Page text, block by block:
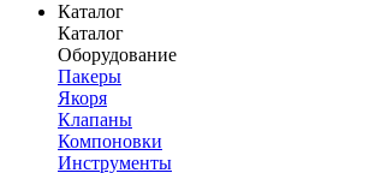
Каталог
Каталог
Оборудование
Пакеры
Якоря
Клапаны
Компоновки
Инструменты